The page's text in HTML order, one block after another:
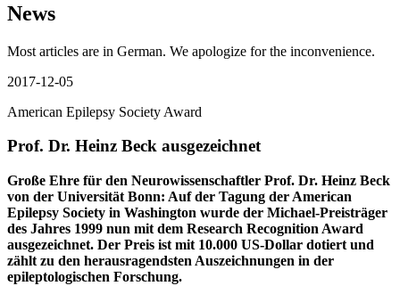
News
Most articles are in German. We apologize for the inconvenience.
2017-12-05
American Epilepsy Society Award
Prof. Dr. Heinz Beck ausgezeichnet
Große Ehre für den Neurowissenschaftler Prof. Dr. Heinz Beck
von der Universität Bonn: Auf der Tagung der American
Epilepsy Society in Washington wurde der Michael-Preisträger
des Jahres 1999 nun mit dem Research Recognition Award
ausgezeichnet. Der Preis ist mit 10.000 US-Dollar dotiert und
zählt zu den herausragendsten Auszeichnungen in der
epileptologischen Forschung.